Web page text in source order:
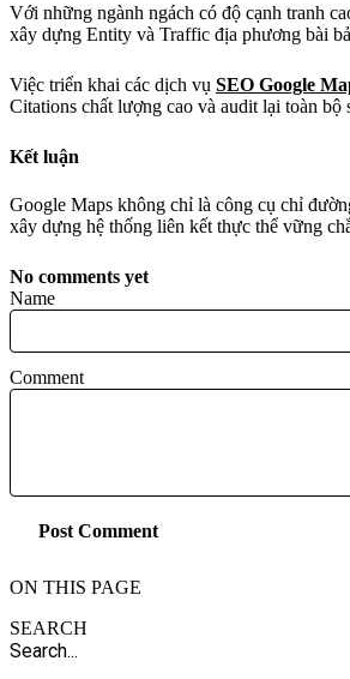
Với những ngành ngách có độ cạnh tranh
xây dựng Entity và Traffic địa phương bài
Việc triển khai các dịch vụ SEO Google
Citations chất lượng cao và audit lại toàn bộ
Kết luận
Google Maps không chỉ là công cụ chỉ
xây dựng hệ thống liên kết thực thể vững
No comments yet
Name
Comment
Post Comment
ON THIS PAGE
SEARCH